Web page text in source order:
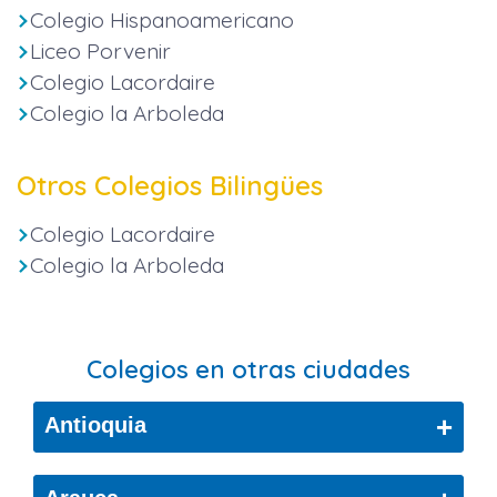
Colegio Hispanoamericano
Liceo Porvenir
Colegio Lacordaire
Colegio la Arboleda
Otros Colegios Bilingües
Colegio Lacordaire
Colegio la Arboleda
Colegios en otras ciudades
Antioquia +